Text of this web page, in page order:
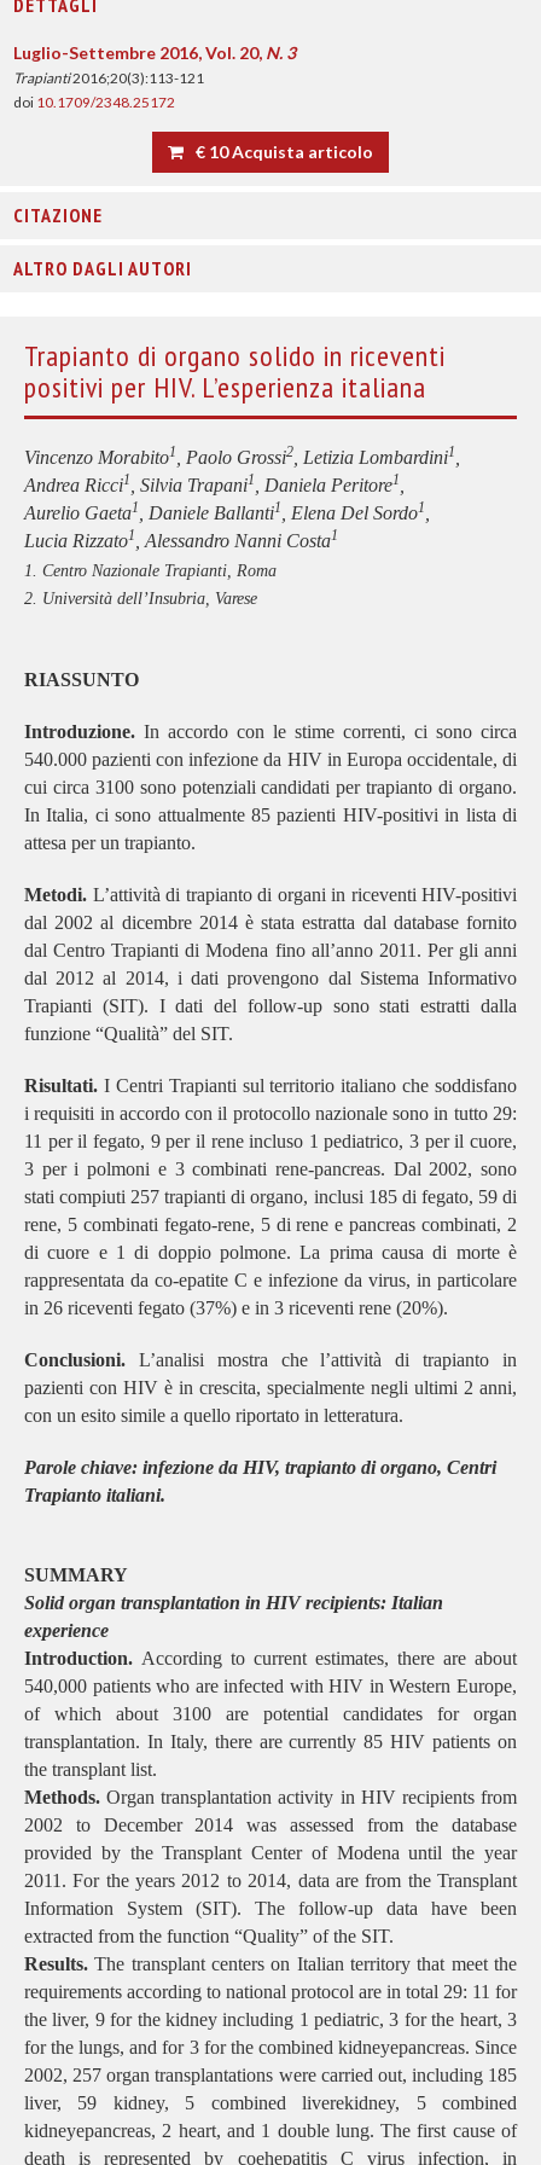
DETTAGLI
Luglio-Settembre 2016, Vol. 20, N. 3
Trapianti2016;20(3):113-121
doi 10.1709/2348.25172
€ 10 Acquista articolo
CITAZIONE
ALTRO DAGLI AUTORI
Trapianto di organo solido in riceventi
positivi per HIV. L’esperienza italiana
Vincenzo Morabito1 , Paolo Grossi2 , Letizia Lombardini1
Andrea Ricci1 , Silvia Trapani1 , Daniela Peritore1
Aurelio Gaeta1 , Daniele Ballanti1 , Elena Del Sordo1
Lucia Rizzato1 , Alessandro Nanni Costa1
1. Centro Nazionale Trapianti, Roma
2. Università dell’Insubria, Varese
RIASSUNTO
Introduzione. In accordo con le stime correnti, ci sono circa
540.000 pazienti con infezione da HIV in Europa occidentale, di
cui circa 3100 sono potenziali candidati per trapianto di organo.
In Italia, ci sono attualmente 85 pazienti HIV-positivi in lista di
attesa per un trapianto.
Metodi. L’attività di trapianto di organi in riceventi HIV-positivi
dal 2002 al dicembre 2014 è stata estratta dal database fornito
dal Centro Trapianti di Modena fino all’anno 2011. Per gli anni
dal 2012 al 2014, i dati provengono dal Sistema Informativo
Trapianti (SIT). I dati del follow-up sono stati estratti dalla
funzione “Qualità” del SIT.
Risultati. I Centri Trapianti sul territorio italiano che soddisfano
i requisiti in accordo con il protocollo nazionale sono in tutto 29:
11 per il fegato, 9 per il rene incluso 1 pediatrico, 3 per il cuore,
3 per i polmoni e 3 combinati rene-pancreas. Dal 2002, sono
stati compiuti 257 trapianti di organo, inclusi 185 di fegato, 59 di
rene, 5 combinati fegato-rene, 5 di rene e pancreas combinati, 2
di cuore e 1 di doppio polmone. La prima causa di morte è
rappresentata da co-epatite C e infezione da virus, in particolare
in 26 riceventi fegato (37%) e in 3 riceventi rene (20%).
Conclusioni. L’analisi mostra che l’attività di trapianto in
pazienti con HIV è in crescita, specialmente negli ultimi 2 anni,
con un esito simile a quello riportato in letteratura.
Parole chiave: infezione da HIV, trapianto di organo, Centri
Trapianto italiani.
SUMMARY
Solid organ transplantation in HIV recipients: Italian
experience
Introduction. According to current estimates, there are about
540,000 patients who are infected with HIV in Western Europe,
of which about 3100 are potential candidates for organ
transplantation. In Italy, there are currently 85 HIV patients on
the transplant list.
Methods. Organ transplantation activity in HIV recipients from
2002 to December 2014 was assessed from the database
provided by the Transplant Center of Modena until the year
2011. For the years 2012 to 2014, data are from the Transplant
Information System (SIT). The follow-up data have been
extracted from the function “Quality” of the SIT.
Results. The transplant centers on Italian territory that meet the
requirements according to national protocol are in total 29: 11 for
the liver, 9 for the kidney including 1 pediatric, 3 for the heart, 3
for the lungs, and for 3 for the combined kidneyepancreas. Since
2002, 257 organ transplantations were carried out, including 185
liver, 59 kidney, 5 combined liverekidney, 5 combined
kidneyepancreas, 2 heart, and 1 double lung. The first cause of
death is represented by coehepatitis C virus infection, in